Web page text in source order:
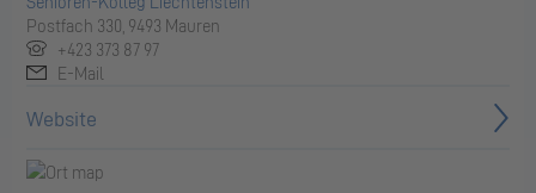
Postfach 330, 9493 Mauren
+423 373 87 97
E-Mail
Website